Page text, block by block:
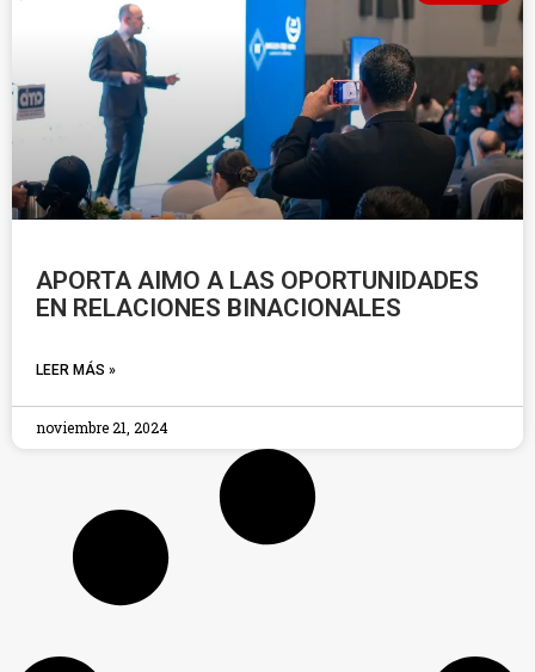
APORTA AIMO A LAS OPORTUNIDADES
EN RELACIONES BINACIONALES
LEER MÁS »
noviembre 21, 2024